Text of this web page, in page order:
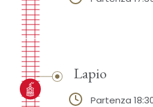
Lapio
Partenza